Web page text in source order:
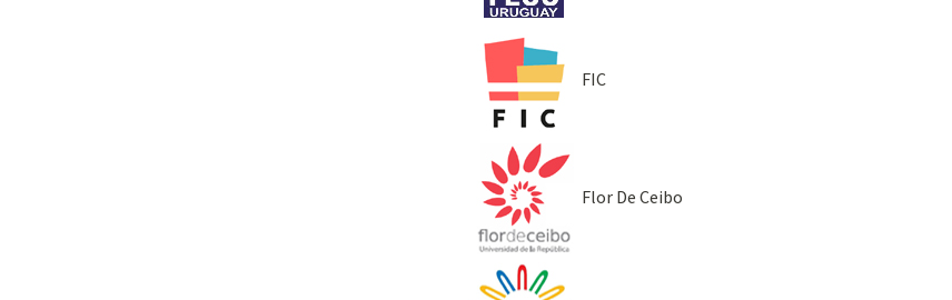
FIC
Flor De Ceibo